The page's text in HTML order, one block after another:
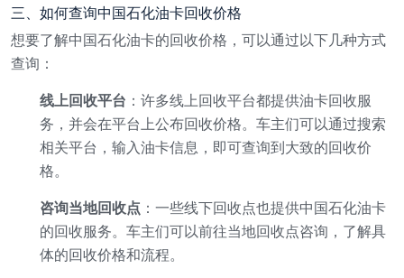
三、如何查询中国石化油卡回收价格
想要了解中国石化油卡的回收价格，可以通过以下几种方式
查询：
线上回收平台 ：许多线上回收平台都提供油卡回收服
务，并会在平台上公布回收价格。车主们可以通过搜索
相关平台，输入油卡信息，即可查询到大致的回收价
格。
咨询当地回收点 ：一些线下回收点也提供中国石化油卡
的回收服务。车主们可以前往当地回收点咨询，了解具
体的回收价格和流程。